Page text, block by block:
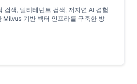
검색, 멀티테넌트 검색, 저지연 AI 경험
Milvus 기반 벡터 인프라를 구축한 방